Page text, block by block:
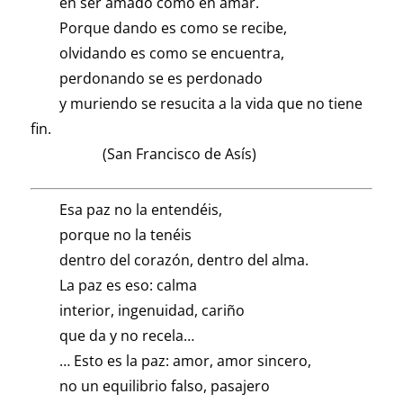
Porque dando es como se recibe,
olvidando es como se encuentra,
perdonando se es perdonado
y muriendo se resucita a la vida que no tiene
fin.
(San Francisco de Asís)
Esa paz no la entendéis,
porque no la tenéis
dentro del corazón, dentro del alma.
La paz es eso: calma
interior, ingenuidad, cariño
que da y no recela…
… Esto es la paz: amor, amor sincero,
no un equilibrio falso, pasajero